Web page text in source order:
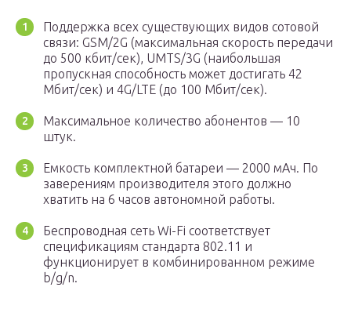
Поддержка всех существующих видов сотовой
связи: GSM/2G (максимальная скорость передачи
до 500 кбит/сек), UMTS/3G (наибольшая
пропускная способность может достигать 42
Мбит/сек) и 4G/LTE (до 100 Мбит/сек).
Максимальное количество абонентов — 10
штук.
Емкость комплектной батареи — 2000 мАч. По
заверениям производителя этого должно
хватить на 6 часов автономной работы.
Беспроводная сеть Wi-Fi соответствует
спецификациям стандарта 802.11 и
функционирует в комбинированном режиме
b/g/n.